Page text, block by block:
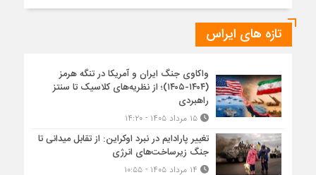
تازه های ایراس
واکاوی جنگ ایران و آمریکا در تنگه هرمز
(۱۴۰۴-۱۴۰۵)؛ از نظریه‌های کلاسیک تا سنتز
راهبردی
۱۵ مرداد ۱۴۰۵ - ۱۴:۲۰
تغییر پارادایم در نبرد اوکراین: از تقابل میدانی تا
جنگ زیرساخت‌های انرژی